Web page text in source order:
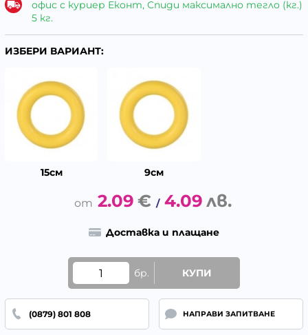
офис с куриер Еконт, Спиди максимално тегло (кг.)
5 кг.
ИЗБЕРИ ВАРИАНТ:
15см 9см
2.09 € / 4.09 лв.
Доставка и плащане
бр. КУПИ
(0879) 801 808 НАПРАВИ ЗАПИТВАНЕ